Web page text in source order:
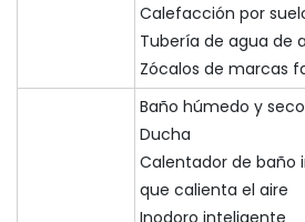
Calefacción por
Tubería de agua de
Zócalos de marcas
Baño húmedo y
Ducha
Calentador de baño
que calienta el aire
Inodoro inteligente